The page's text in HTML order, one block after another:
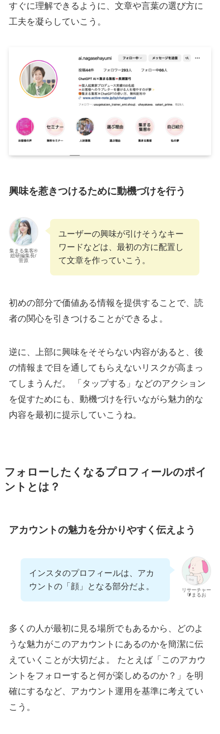
すぐに理解できるように、文章や言葉の選び方に
工夫を凝らしていこう。
興味を惹きつけるために動機づけを行う
集まる集客®︎
総研編集長/
菅原
ユーザーの興味が引けそうなキー
ワードなどは、最初の方に配置し
て文章を作っていこう。
初めの部分で価値ある情報を提供することで、読
者の関心を引きつけることができるよ。
逆に、上部に興味をそそらない内容があると、後
の情報まで目を通してもらえないリスクが高まっ
てしまうんだ。 「タップする」などのアクション
を促すためにも、動機づけを行いながら魅力的な
内容を最初に提示していこうね。
フォローしたくなるプロフィールのポイ
ントとは？
アカウントの魅力を分かりやすく伝えよう
リサーチャー
🔰まるお
インスタのプロフィールは、アカ
ウントの「顔」となる部分だよ。
多くの人が最初に見る場所でもあるから、どのよ
うな魅力がこのアカウントにあるのかを簡潔に伝
えていくことが大切だよ。 たとえば「このアカウ
ントをフォローすると何が楽しめるのか？」を明
確にするなど、アカウント運用を基準に考えてい
こう。